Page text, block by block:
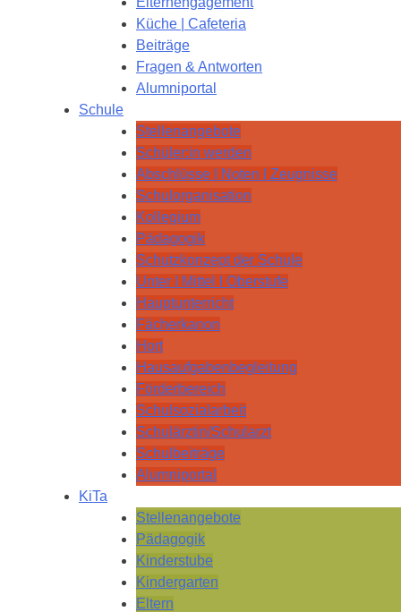
Küche | Cafeteria
Beiträge
Fragen & Antworten
Alumniportal
Schule
Stellenangebote
Schüler:in werden
Abschlüsse I Noten I Zeugnisse
Schulorganisation
Kollegium
Pädagogik
Schutzkonzept der Schule
Unter I Mittel I Oberstufe
Hauptunterricht
Fächerkanon
Hort
Hausaufgabenbegleitung
Förderbereich
Schulsozialarbeit
Schulärztin/Schularzt
Schulbeiträge
Alumniportal
KiTa
Stellenangebote
Pädagogik
Kinderstube
Kindergarten
Eltern